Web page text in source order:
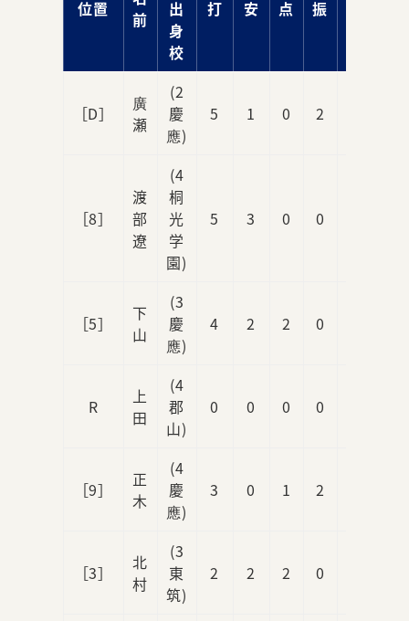
位置
前
出
身
校
打 安 点 振
［D］
廣
瀬
(2
慶
應)
5 1 0 2
［8］
渡
部
遼
(4
桐
光
学
園)
5 3 0 0
［5］
下
山
(3
慶
應)
4 2 2 0
R
上
田
(4
郡
山)
0 0 0 0
［9］
正
木
(4
慶
應)
3 0 1 2
［3］
北
村
(3
東
筑)
2 2 2 0